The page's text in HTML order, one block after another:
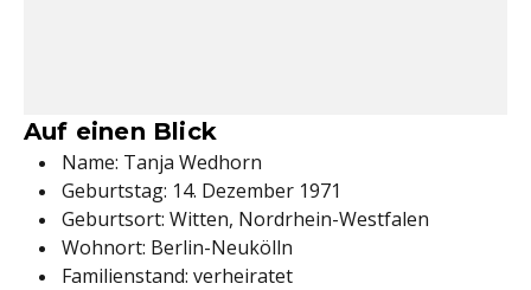
Auf einen Blick
Name: Tanja Wedhorn
Geburtstag: 14. Dezember 1971
Geburtsort: Witten, Nordrhein-Westfalen
Wohnort: Berlin-Neukölln
Familienstand: verheiratet